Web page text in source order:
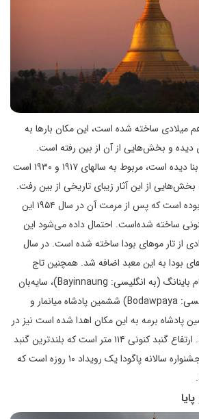
میلادی ساخته شده است، این مکان بارها به
و بخش‌هایی از آن از بین رفته است.
آخرین آسیب‌هایی که این بنا دیده است، مربوط به سالهای ۱۹۱۷ و ۱۹۳۰ است
بخش‌هایی از این آثار زیبای تاریخی از بین رفت.
ارتفاع معبد اصلی، ۲۱ متر بوده است که پس از مرمت آن در سال ۱۹۵۴ این
کنونی ساخته شده‌است. احتمال داده می‌شود این
از تار موهای بودا ساخته شده است. در سال
بودا به این معبد اضافه شد. همچنین تاج
سومین پادشاه میانمار به نام باینانگ (به انگلیسی: Bayinnaung)، سایه‌بان
سلطنتی بوداوپایا (به انگلیسی: Bodawpaya) ششمین پادشاه میانمار و
پادشاه برمه به این مکان اهدا شده است نیز در
این معبد نگهداری می‌شود. ارتفاع گنبد کنونی ۱۱۴ متر است که بلندترین گنبد
میانمار محسوب می‌شود. جشنواره سالانه پاگودا یک رویداد ۱۰ روزه است که